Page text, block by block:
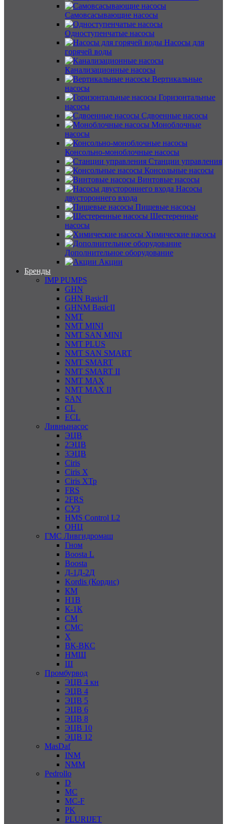
Самовсасывающие насосы
Одноступенчатые насосы
Насосы для
горячей воды
Канализационные насосы
Вертикальные
насосы
Горизонтальные
насосы
Сдвоенные насосы
Моноблочные
насосы
Консольно-моноблочные насосы
Станции управления
Консольные насосы
Винтовые насосы
Насосы
двустороннего входа
Пищевые насосы
Шестеренные
насосы
Химические насосы
Дополнительное оборудование
Акции
Бренды
IMP PUMPS
GHN
GHN BasicII
GHNM BasicII
NMT
NMT MINI
NMT SAN MINI
NMT PLUS
NMT SAN SMART
NMT SMART
NMT SMART II
NMT MAX
NMT MAX II
SAN
CL
ECL
Ливнынасос
ЭЦВ
2ЭЦВ
3ЭЦВ
Ciris
Ciris X
Ciris ХТр
FRS
2FRS
СУЗ
HMS Control L2
ОНЦ
ГМС Ливгидромаш
Гном
Boosta L
Boosta
Д-1Д-2Д
Kordis (Кордис)
КМ
Н1В
К-1К
СМ
СМС
Х
ВК-ВКС
НМШ
Ш
Промбурвод
ЭЦВ 4 кн
ЭЦВ 4
ЭЦВ 5
ЭЦВ 6
ЭЦВ 8
ЭЦВ 10
ЭЦВ 12
MasDaf
INM
NMM
Pedrollo
D
MC
MC-F
PK
PLURIJET